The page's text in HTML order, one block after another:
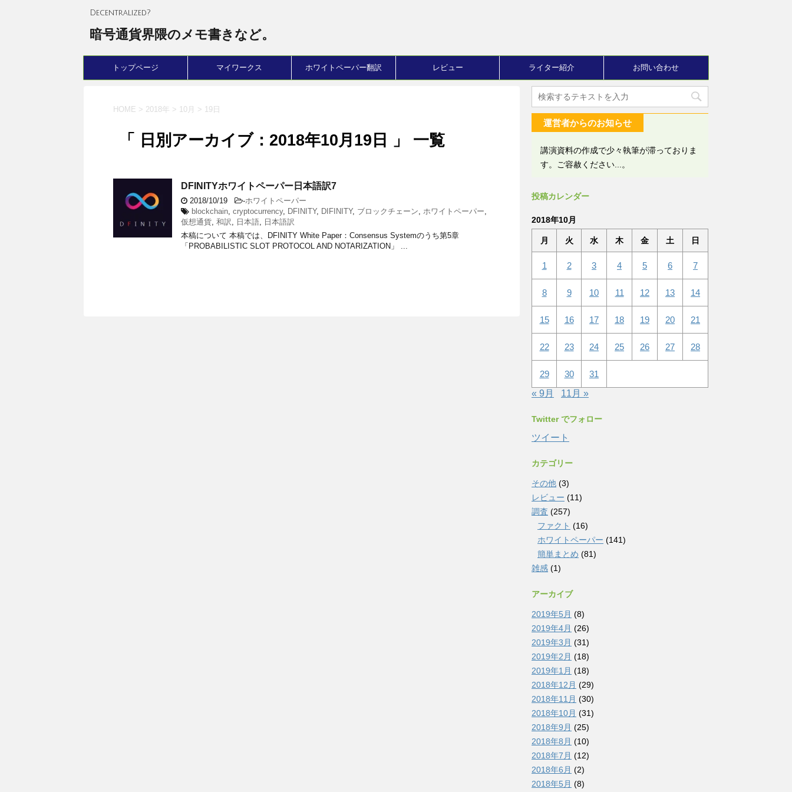
Decentralized?
暗号通貨界隈のメモ書きなど。
トップページ マイワークス ホワイトペーパー翻訳 レビュー ライター紹介 お問い合わせ
HOME > 2018年 > 10月 > 19日
「 日別アーカイブ：2018年10月19日 」 一覧
DFINITYホワイトペーパー日本語訳7
2018/10/19 -ホワイトペーパー
blockchain, cryptocurrency, DFINITY, DIFINITY, ブロックチェーン, ホワイトペーパー,
仮想通貨, 和訳, 日本語, 日本語訳
本稿について 本稿では、DFINITY White Paper：Consensus Systemのうち第5章
「PROBABILISTIC SLOT PROTOCOL AND NOTARIZATION」 ...
運営者からのお知らせ
講演資料の作成で少々執筆が滞っておりま
す。ご容赦ください...。
投稿カレンダー
2018年10月
月 火 水 木 金 土 日
1 2 3 4 5 6 7
8 9 10 11 12 13 14
15 16 17 18 19 20 21
22 23 24 25 26 27 28
29 30
31
« 9月
11月 »
Twitter でフォロー
ツイート
カテゴリー
その他 (3)
レビュー (11)
調査 (257)
ファクト (16)
ホワイトペーパー (141)
簡単まとめ (81)
雑感 (1)
アーカイブ
2019年5月 (8)
2019年4月 (26)
2019年3月 (31)
2019年2月 (18)
2019年1月 (18)
2018年12月 (29)
2018年11月 (30)
2018年10月 (31)
2018年9月 (25)
2018年8月 (10)
2018年7月 (12)
2018年6月 (2)
2018年5月 (8)